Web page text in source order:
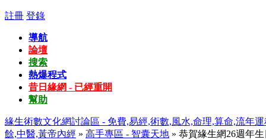
註冊 登錄
導航
論壇
搜索
熱爆程式
昔日緣網 - 已經重開
幫助
緣生術數文化網討論區 - 免費,易經,術數,風水,命理,算命,流年
餘,中醫,黃帝內經 » 高手專區 - 智囊天地 » 恭賀緣生網26週年